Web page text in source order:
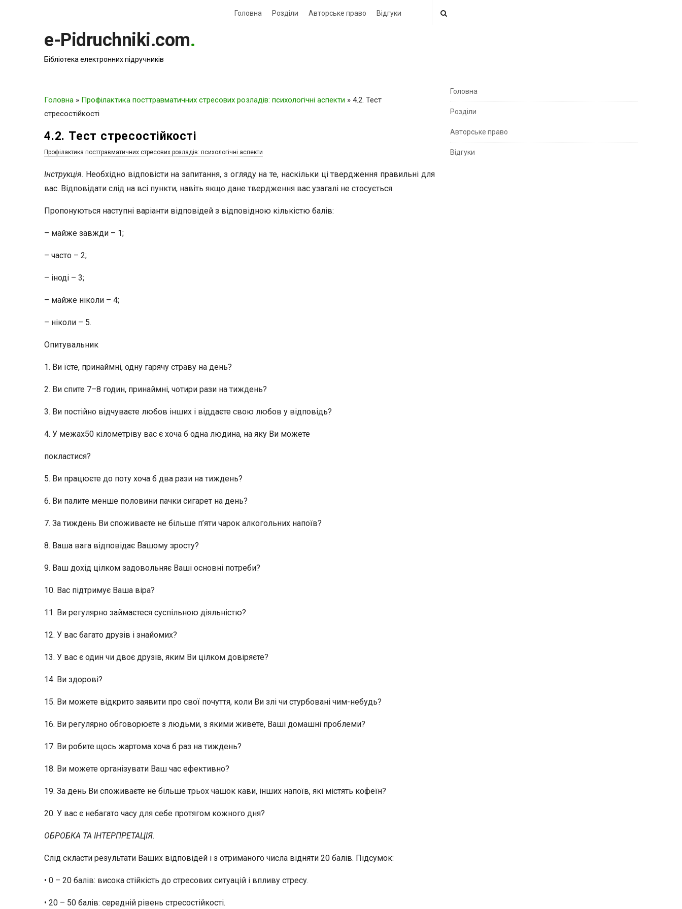
Головна Розділи Авторське право Відгуки
e-Pidruchniki.com.
Бібліотека електронних підручників
Головна » Профілактика посттравматичних стресових розладів: психологічні аспекти » 4.2. Тест
стресостійкості
4.2. Тест стресостійкості
Профілактика посттравматичних стресових розладів: психологічні аспекти
Інструкція. Необхідно відповісти на запитання, з огляду на те, наскільки ці твердження правильні для
вас. Відповідати слід на всі пункти, навіть якщо дане твердження вас узагалі не стосується.
Пропонуються наступні варіанти відповідей з відповідною кількістю балів:
– майже завжди – 1;
– часто – 2;
– іноді – 3;
– майже ніколи – 4;
– ніколи – 5.
Опитувальник
1. Ви їсте, принаймні, одну гарячу страву на день?
2. Ви спите 7–8 годин, принаймні, чотири рази на тиждень?
3. Ви постійно відчуваєте любов інших і віддаєте свою любов у відповідь?
4. У межах50 кілометріву вас є хоча б одна людина, на яку Ви можете
покластися?
5. Ви працюєте до поту хоча б два рази на тиждень?
6. Ви палите менше половини пачки сигарет на день?
7. За тиждень Ви споживаєте не більше п’яти чарок алкогольних напоїв?
8. Ваша вага відповідає Вашому зросту?
9. Ваш дохід цілком задовольняє Ваші основні потреби?
10. Вас підтримує Ваша віра?
11. Ви регулярно займаєтеся суспільною діяльністю?
12. У вас багато друзів і знайомих?
13. У вас є один чи двоє друзів, яким Ви цілком довіряєте?
14. Ви здорові?
15. Ви можете відкрито заявити про свої почуття, коли Ви злі чи стурбовані чим-небудь?
16. Ви регулярно обговорюєте з людьми, з якими живете, Ваші домашні проблеми?
17. Ви робите щось жартома хоча б раз на тиждень?
18. Ви можете організувати Ваш час ефективно?
19. За день Ви споживаєте не більше трьох чашок кави, інших напоїв, які містять кофеїн?
20. У вас є небагато часу для себе протягом кожного дня?
ОБРОБКА ТА ІНТЕРПРЕТАЦІЯ.
Слід скласти результати Ваших відповідей і з отриманого числа відняти 20 балів. Підсумок:
• 0 – 20 балів: висока стійкість до стресових ситуацій і впливу стресу.
• 20 – 50 балів: середній рівень стресостійкості.
S
e
S
Головна
Розділи
Авторське право
Відгуки